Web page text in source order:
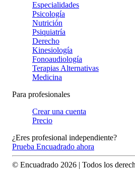
Especialidades
Psicología
Nutrición
Psiquiatría
Derecho
Kinesiología
Fonoaudiología
Terapias Alternativas
Medicina
Para profesionales
Crear una cuenta
Precio
¿Eres profesional independiente?
Prueba Encuadrado ahora
© Encuadrado 2026 | Todos los